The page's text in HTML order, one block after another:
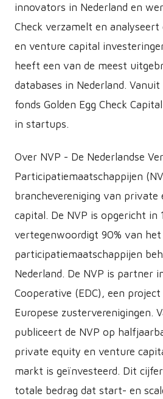
innovators in Nederland en
Check verzamelt en
en venture capital
heeft een van de meest
databases in Nederland.
fonds Golden Egg Check
in startups.
Over NVP - De Nederlandse
Participatiemaatschappijen
branchevereniging van private
capital. De NVP is opgericht in
vertegenwoordigt 90% van
participatiemaatschappijen
Nederland. De NVP is partner
Cooperative (EDC), een
Europese zusterverenigingen.
publiceert de NVP op
private equity en venture
markt is geïnvesteerd. Dit
totale bedrag dat start- en